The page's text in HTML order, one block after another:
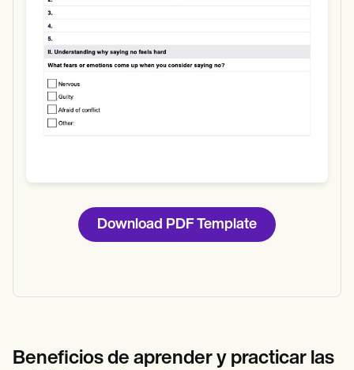
Download PDF Template
Beneficios de aprender y practicar las